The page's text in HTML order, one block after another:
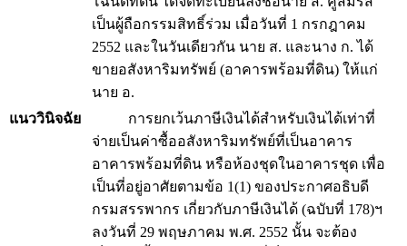
เป็นผู้ถือกรรมสิทธิ์ร่วม เมื่อวันที่ 1 กรกฎาคม
2552 และในวันเดียวกัน นาย ส. และนาง ก. ได้
ขายอสังหาริมทรัพย์ (อาคารพร้อมที่ดิน) ให้แก่
นาย อ.
แนววินิจฉัย
การยกเว้นภาษีเงินได้สำหรับเงินได้เท่าที่
จ่ายเป็นค่าซื้ออสังหาริมทรัพย์ที่เป็นอาคาร
อาคารพร้อมที่ดิน หรือห้องชุดในอาคารชุด เพื่อ
เป็นที่อยู่อาศัยตามข้อ 1(1) ของประกาศอธิบดี
กรมสรรพากร เกี่ยวกับภาษีเงินได้ (ฉบับที่ 178)ฯ
ลงวันที่ 29 พฤษภาคม พ.ศ. 2552 นั้น จะต้อง